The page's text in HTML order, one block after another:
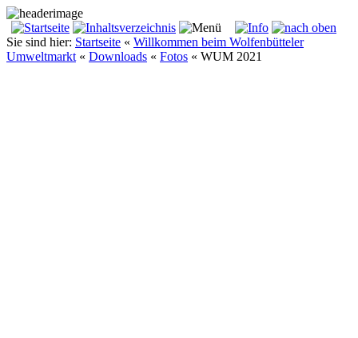
Sie sind hier: Startseite « Willkommen beim Wolfenbütteler
Umweltmarkt « Downloads « Fotos « WUM 2021